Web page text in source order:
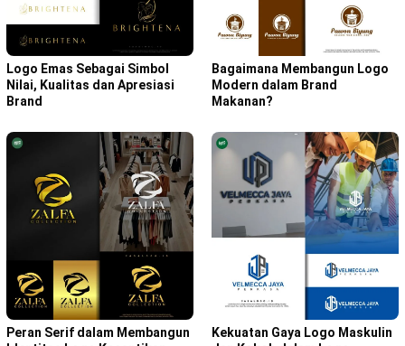
Logo Emas Sebagai Simbol
Nilai, Kualitas dan Apresiasi
Brand
Bagaimana Membangun Logo
Modern dalam Brand
Makanan?
Peran Serif dalam Membangun
Kekuatan Gaya Logo Maskulin